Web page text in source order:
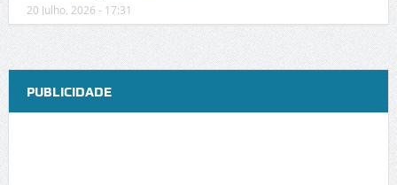
20 Julho, 2026 - 17:31
PUBLICIDADE